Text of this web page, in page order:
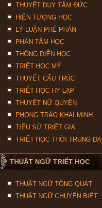
THUYẾT DUY TÂM ĐỨC
HIỆN TƯỢNG HỌC
LÝ LUẬN PHÊ PHÁN
PHÂN TÂM HỌC
THÔNG DIỄN HỌC
TRIẾT HỌC MỸ
THUYẾT CẤU TRÚC
TRIẾT HỌC HY LẠP
THUYẾT NỮ QUYỀN
PHONG TRÀO KHAI MINH
TIỂU SỬ TRIẾT GIA
TRIẾT HỌC THỜI TRUNG ĐẠI
THUẬT NGỮ TRIẾT HỌC
THUẬT NGỮ TỔNG QUÁT
THUẬT NGỮ CHUYÊN BIỆT